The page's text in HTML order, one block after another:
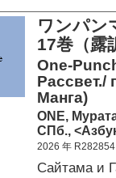
ワンパ
17巻（露
One-
Рассвет./
Манга)
ONE,
СПб.,
2026 年 R282854
Сайтама и